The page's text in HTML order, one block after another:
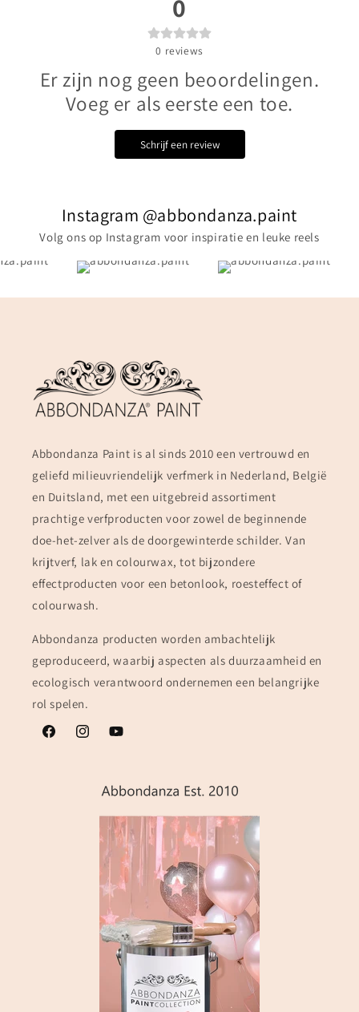
0
0 reviews
Er zijn nog geen beoordelingen.
Voeg er als eerste een toe.
Schrijf een review
Instagram @abbondanza.paint
Volg ons op Instagram voor inspiratie en leuke reels
Abbondanza Paint is al sinds 2010 een vertrouwd en
geliefd milieuvriendelijk verfmerk in Nederland, België
en Duitsland, met een uitgebreid assortiment
prachtige verfproducten voor zowel de beginnende
doe-het-zelver als de doorgewinterde schilder. Van
krijtverf, lak en colourwax, tot bijzondere
effectproducten voor een betonlook, roesteffect of
colourwash.
Abbondanza producten worden ambachtelijk
geproduceerd, waarbij aspecten als duurzaamheid en
ecologisch verantwoord ondernemen een belangrijke
rol spelen.
FacebookInstagramYouTube